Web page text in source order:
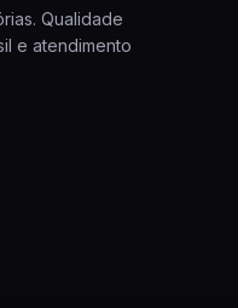
Qualidade
e atendimento